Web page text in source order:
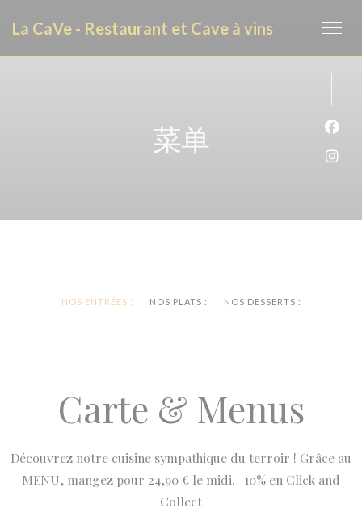
La CaVe - Restaurant et Cave à vins
菜单
NOS ENTRÉES : NOS PLATS : NOS DESSERTS :
Carte & Menus
Découvrez notre cuisine sympathique du terroir ! Grâce au
MENU, mangez pour 24,90 € le midi. -10% en Click and
Collect